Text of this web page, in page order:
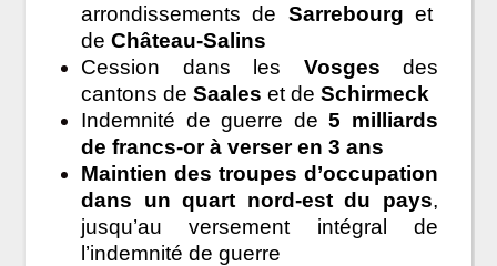
arrondissements de Sarrebourg et
de Château-Salins
Cession dans les Vosges des
cantons de Saales et de Schirmeck
Indemnité de guerre de5 milliards
de francs-or à verser en 3 ans
Maintien des troupes d’occupation
dans un quart nord-est du pays,
jusqu’au versement intégral de
l’indemnité de guerre